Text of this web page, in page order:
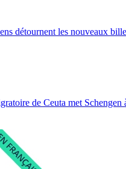
détournent les nouveaux
de Ceuta met Schengen